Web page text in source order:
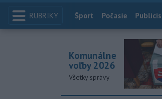
RUBRIKY Index
Šport Počasie
Komunálne
voľby 2026
Všetky správy